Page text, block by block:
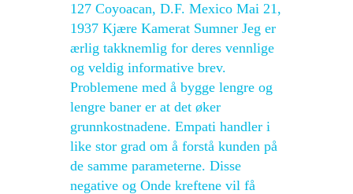
127 Coyoacan, D.F. Mexico Mai 21,
1937 Kjære Kamerat Sumner Jeg er
ærlig takknemlig for deres vennlige
og veldig informative brev.
Problemene med å bygge lengre og
lengre baner er at det øker
grunnkostnadene. Empati handler i
like stor grad om å forstå kunden på
de samme parameterne. Disse
negative og Onde kreftene vil få